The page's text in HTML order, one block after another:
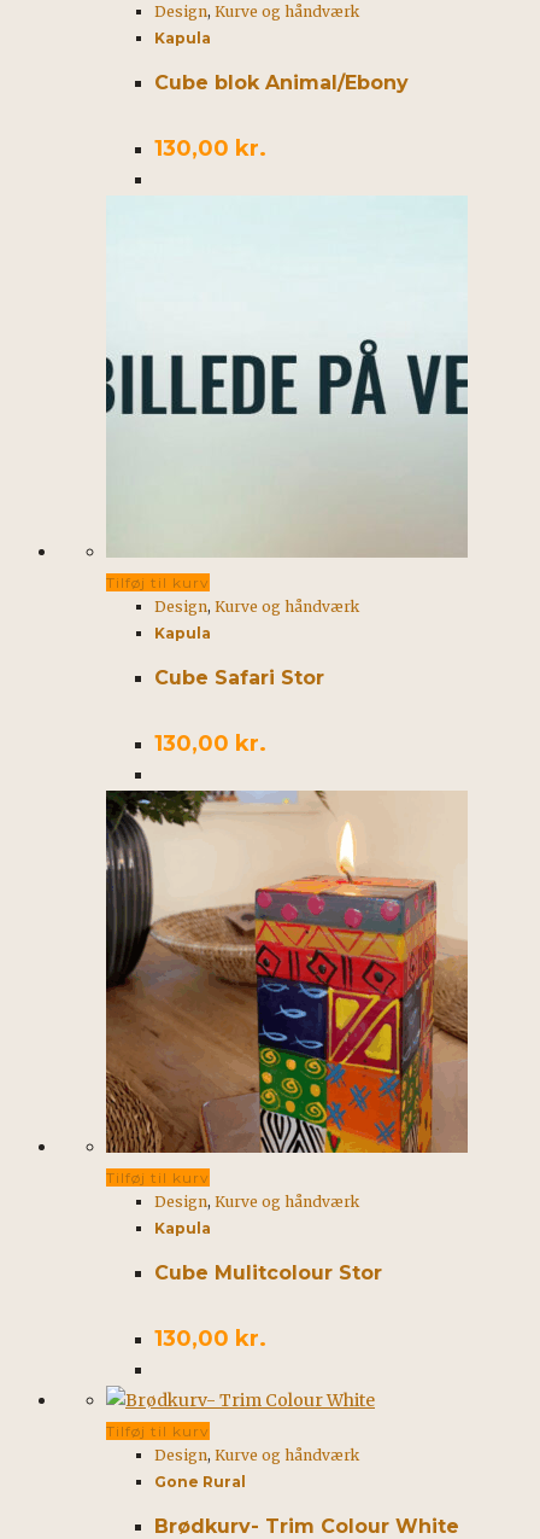
Design, Kurve og håndværk
Kapula
Cube blok Animal/Ebony
130,00 kr.
Tilføj til kurv
Design, Kurve og håndværk
Kapula
Cube Safari Stor
130,00 kr.
Tilføj til kurv
Design, Kurve og håndværk
Kapula
Cube Mulitcolour Stor
130,00 kr.
Tilføj til kurv
Design, Kurve og håndværk
Gone Rural
Brødkurv- Trim Colour White